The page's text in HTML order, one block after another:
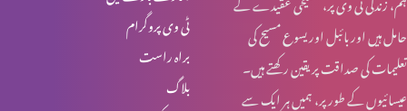
یسوع – ہماری زندہ امید
ٹی وی پروگرام
براہ راست
بلاگ
حامل ہیں اور بائبل اور یسوع مسیح کی
تعلیمات کی صداقت پر یقین رکھتے ہیں۔
عیسائیوں کے طور پر، ہمیں ہر ایک سے